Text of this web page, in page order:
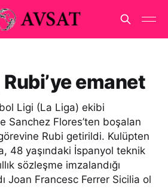
emanet
Ligi (La Liga) ekibi
Sanchez Flores’ten boşalan
Rubi getirildi. Kulüpten
48 yaşındaki İspanyol teknik
sözleşme imzalandığı
Joan Francesc Ferrer Sicilia ol